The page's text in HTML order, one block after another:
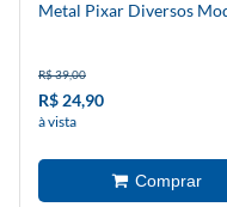
Metal Pixar Diversos
R$ 39,00
R$ 24,90
à vista